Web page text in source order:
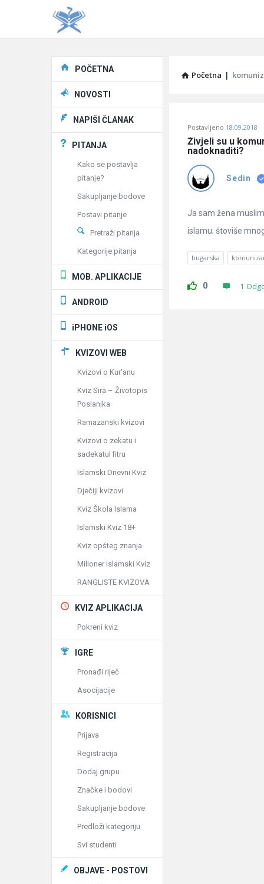
Početna |
Učene
Latest
Pitanja
Postavljeno 18.09.2018
Živjeli su u
nadoknaditi?
Sedin
Ja sam žena
islamu; štoviše
bugarska
0 1
Explore
POČETNA
NOVOSTI
NAPIŠI ČLANAK
PITANJA
Kako se postavlja
pitanje?
Sakupljanje bodove
Postavi pitanje
Pretraži pitanja
Kategorije pitanja
MOB. APLIKACIJE
ANDROID
iPHONE iOS
KVIZOVI WEB
Kvizovi o Kur'anu
Kviz Sira – Životopis
Poslanika
Ramazanski kvizovi
Kvizovi o zekatu i
sadekatul fitru
Islamski Dnevni Kviz
Dječiji kvizovi
Kviz Škola Islama
Islamski Kviz 18+
Kviz opšteg znanja
Milioner Islamski Kviz
RANGLISTE KVIZOVA
KVIZ APLIKACIJA
Pokreni kviz
IGRE
Pronađi riječ
Asocijacije
KORISNICI
Prijava
Registracija
Dodaj grupu
Značke i bodovi
Sakupljanje bodove
Predloži kategoriju
Svi studenti
OBJAVE - POSTOVI